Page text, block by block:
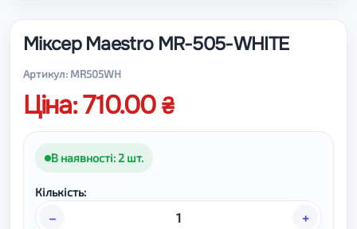
Міксер Maestro MR-505-WHITE
Артикул: MR505WH
Ціна: 710.00
В наявності: 2 шт.
Кількість:
– +